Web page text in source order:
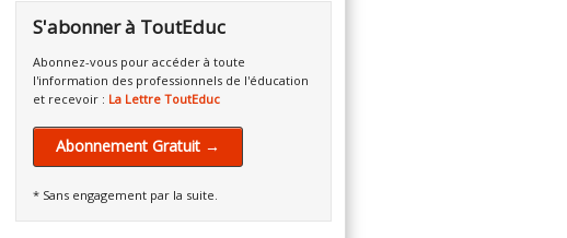
S'abonner à ToutEduc
Abonnez-vous pour accéder à toute
l'information des professionnels de l'éducation
et recevoir : La Lettre ToutEduc
Abonnement Gratuit →
* Sans engagement par la suite.